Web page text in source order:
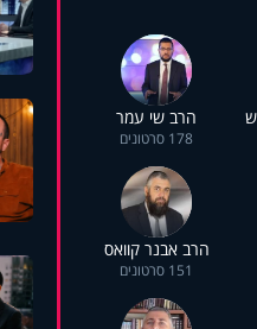
הרב שי עמר
178 סרטונים
הרב אבנר קוואס
151 סרטונים